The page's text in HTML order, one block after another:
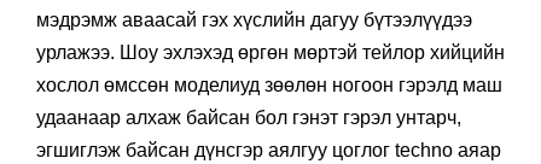
мэдрэмж аваасай гэх хүслийн дагуу бүтээлүүдээ
урлажээ. Шоу эхлэхэд өргөн мөртэй тейлор хийцийн
хослол өмссөн моделиуд зөөлөн ногоон гэрэлд маш
удаанаар алхаж байсан бол гэнэт гэрэл унтарч,
эгшиглэж байсан дүнсгэр аялгуу цоглог techno аяар